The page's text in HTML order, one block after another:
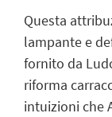
Questa
lampante e
fornito da
riforma
intuizioni che